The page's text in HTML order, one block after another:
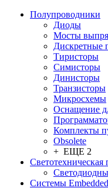
Полупроводники
Диоды
Мосты
Дискретные
Тиристоры
Симисторы
Динисторы
Транзисторы
Микросхемы
Оснащение
Комплекты
Obsolete
+ ЕЩЕ 2
Светотехническая
Системы